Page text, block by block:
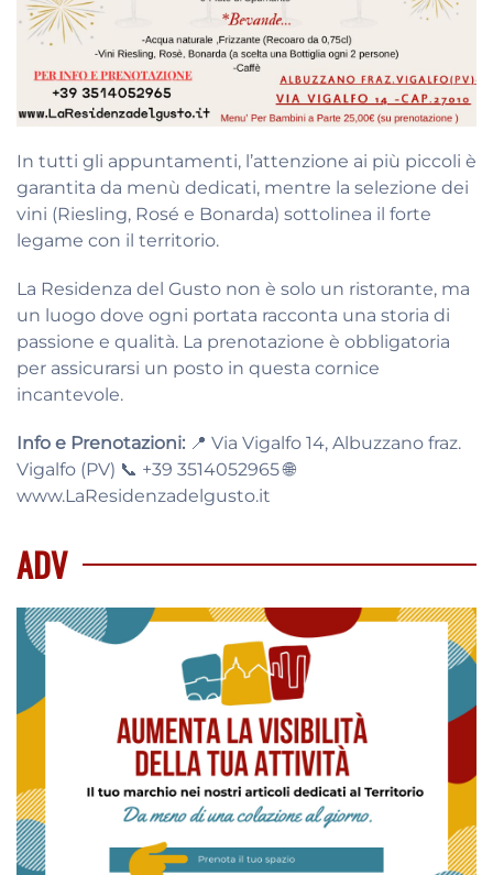
In tutti gli appuntamenti, l’attenzione ai più piccoli è
garantita da menù dedicati, mentre la selezione dei
vini (Riesling, Rosé e Bonarda) sottolinea il forte
legame con il territorio.
La Residenza del Gusto non è solo un ristorante, ma
un luogo dove ogni portata racconta una storia di
passione e qualità. La prenotazione è obbligatoria
per assicurarsi un posto in questa cornice
incantevole.
Info e Prenotazioni: 📍 Via Vigalfo 14, Albuzzano fraz.
Vigalfo (PV) 📞 +39 3514052965 🌐
www.LaResidenzadelgusto.it
ADV